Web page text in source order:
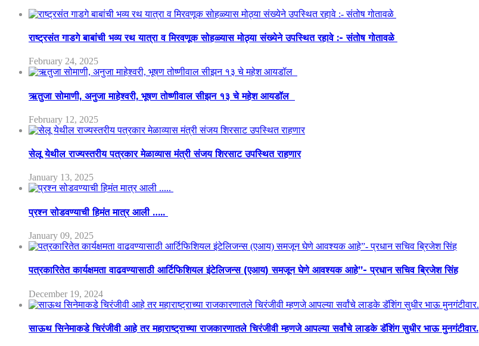
राष्ट्रसंत गाडगे बाबांची भव्य रथ यात्रा व मिरवणूक सोहळ्यास मोठ्या संख्येने उपस्थित रहावे :- संतोष गोतावळे
February 24, 2025
ऋतुजा सोमाणी, अनुजा माहेश्वरी, भूषण तोष्णीवाल सीझन १३ चे महेश आयडॉल
February 12, 2025
सेलू येथील राज्यस्तरीय पत्रकार मेळाव्यास मंत्री संजय शिरसाट उपस्थित राहणार
January 13, 2025
प्रश्न सोडवण्याची हिमंत मात्र आली …..
January 09, 2025
पत्रकारितेत कार्यक्षमता वाढवण्यासाठी आर्टिफिशियल इंटेलिजन्स (एआय) समजून घेणे आवश्यक आहे”- प्रधान सचिव ब्रिजेश सिंह
December 19, 2024
साऊथ सिनेमाकडे चिरंजीवी आहे तर महाराष्ट्राच्या राजकारणातले चिरंजीवी म्हणजे आपल्या सर्वांचे लाडके डॅशिंग सुधीर भाऊ मुनगंटीवार.